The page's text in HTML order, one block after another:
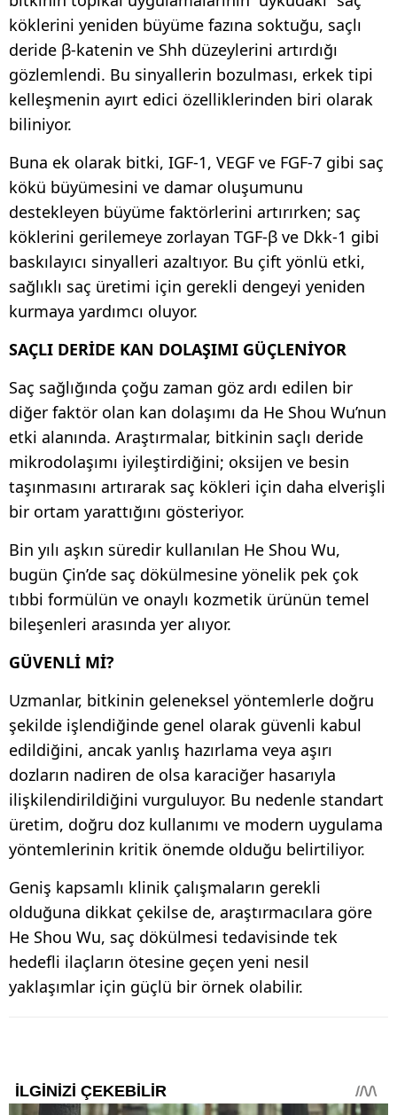
köklerini yeniden büyüme fazına soktuğu, saçlı
deride β-katenin ve Shh düzeylerini artırdığı
gözlemlendi. Bu sinyallerin bozulması, erkek tipi
kelleşmenin ayırt edici özelliklerinden biri olarak
biliniyor.
Buna ek olarak bitki, IGF-1, VEGF ve FGF-7 gibi saç
kökü büyümesini ve damar oluşumunu
destekleyen büyüme faktörlerini artırırken; saç
köklerini gerilemeye zorlayan TGF-β ve Dkk-1 gibi
baskılayıcı sinyalleri azaltıyor. Bu çift yönlü etki,
sağlıklı saç üretimi için gerekli dengeyi yeniden
kurmaya yardımcı oluyor.
SAÇLI DERİDE KAN DOLAŞIMI GÜÇLENİYOR
Saç sağlığında çoğu zaman göz ardı edilen bir
diğer faktör olan kan dolaşımı da He Shou Wu’nun
etki alanında. Araştırmalar, bitkinin saçlı deride
mikrodolaşımı iyileştirdiğini; oksijen ve besin
taşınmasını artırarak saç kökleri için daha elverişli
bir ortam yarattığını gösteriyor.
Bin yılı aşkın süredir kullanılan He Shou Wu,
bugün Çin’de saç dökülmesine yönelik pek çok
tıbbi formülün ve onaylı kozmetik ürünün temel
bileşenleri arasında yer alıyor.
GÜVENLİ Mİ?
Uzmanlar, bitkinin geleneksel yöntemlerle doğru
şekilde işlendiğinde genel olarak güvenli kabul
edildiğini, ancak yanlış hazırlama veya aşırı
dozların nadiren de olsa karaciğer hasarıyla
ilişkilendirildiğini vurguluyor. Bu nedenle standart
üretim, doğru doz kullanımı ve modern uygulama
yöntemlerinin kritik önemde olduğu belirtiliyor.
Geniş kapsamlı klinik çalışmaların gerekli
olduğuna dikkat çekilse de, araştırmacılara göre
He Shou Wu, saç dökülmesi tedavisinde tek
hedefli ilaçların ötesine geçen yeni nesil
yaklaşımlar için güçlü bir örnek olabilir.